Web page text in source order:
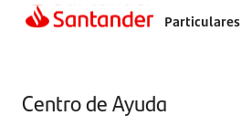
Particulares
Centro de Ayuda